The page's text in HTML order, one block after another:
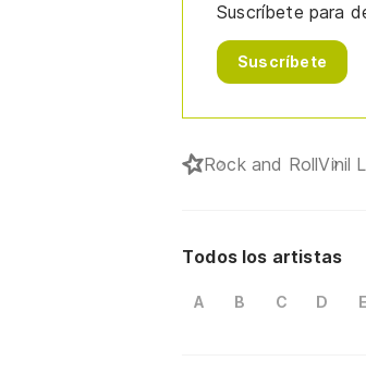
Suscríbete para
Suscríbete
Rock and RollVinil
Todos los artistas
A B C D E